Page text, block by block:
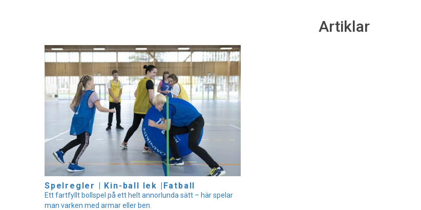
Artiklar
Spelregler | Kin-ball lek |Fatball
Ett fartfyllt bollspel på ett helt annorlunda sätt – här spelar
man varken med armar eller ben.